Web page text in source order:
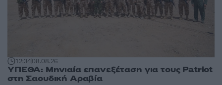
12:3408.08.26
ΥΠΕΘΑ: Μηνιαία επανεξέταση για τους Patriot
στη Σαουδική Αραβία